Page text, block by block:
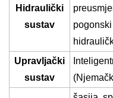
Hidraulički
sustav
Upravljački
sustav